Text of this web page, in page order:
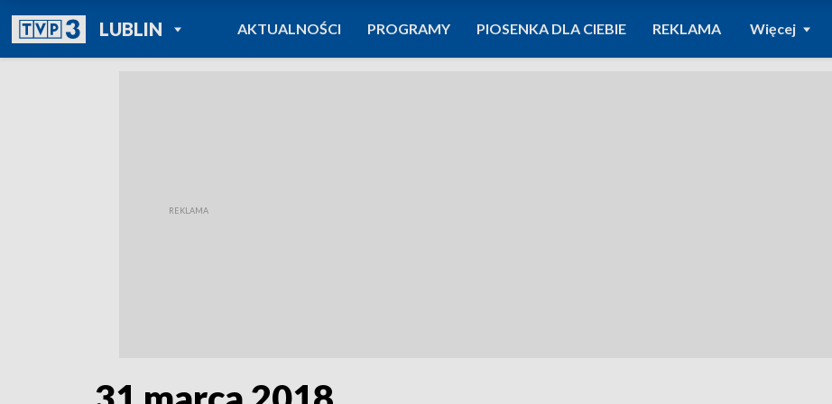
LUBLINPOWRÓT DO
TVP REGIONY
AKTUALNOŚCI PROGRAMY PIOSENKA DLA CIEBIE REKLAMA Więcej